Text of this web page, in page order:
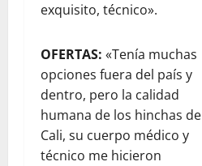
exquisito, técnico».
OFERTAS: «Tenía muchas
opciones fuera del país y
dentro, pero la calidad
humana de los hinchas de
Cali, su cuerpo médico y
técnico me hicieron